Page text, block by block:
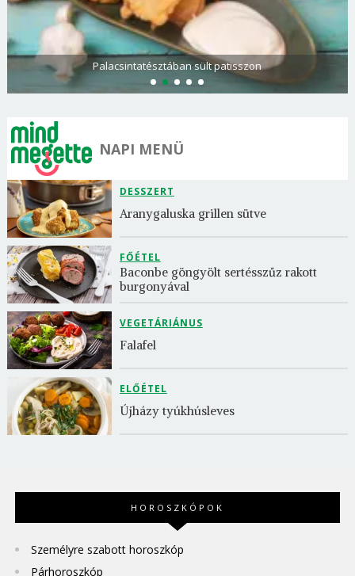
Palacsintatésztában sült patisszon
NAPI MENÜ
DESSZERT
Aranygaluska grillen sütve
FŐÉTEL
Baconbe göngyölt sertésszűz rakott
burgonyával
VEGETÁRIÁNUS
Falafel
ELŐÉTEL
Újházy tyúkhúsleves
HOROSZKÓPOK
Személyre szabott horoszkóp
Párhoroszkóp